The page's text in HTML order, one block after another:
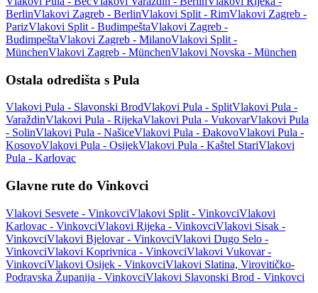
BerlinVlakovi Zagreb - BerlinVlakovi Split - RimVlakovi Zagreb -
ParizVlakovi Split - BudimpeštaVlakovi Zagreb -
BudimpeštaVlakovi Zagreb - MilanoVlakovi Split -
MünchenVlakovi Zagreb - MünchenVlakovi Novska - München
Ostala odredišta s Pula
Vlakovi Pula - Slavonski BrodVlakovi Pula - SplitVlakovi Pula -
VaraždinVlakovi Pula - RijekaVlakovi Pula - VukovarVlakovi Pula
- SolinVlakovi Pula - NašiceVlakovi Pula - ĐakovoVlakovi Pula -
KosovoVlakovi Pula - OsijekVlakovi Pula - Kaštel StariVlakovi
Pula - Karlovac
Glavne rute do Vinkovci
Vlakovi Sesvete - VinkovciVlakovi Split - VinkovciVlakovi
Karlovac - VinkovciVlakovi Rijeka - VinkovciVlakovi Sisak -
VinkovciVlakovi Bjelovar - VinkovciVlakovi Dugo Selo -
VinkovciVlakovi Koprivnica - VinkovciVlakovi Vukovar -
VinkovciVlakovi Osijek - VinkovciVlakovi Slatina, Virovitičko-
Podravska Županija - VinkovciVlakovi Slavonski Brod - Vinkovci